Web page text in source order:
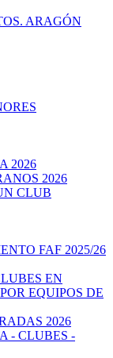
ARAGÓN
2026
2026
CLUB
FAF 2025/26
EN
EQUIPOS DE
2026
- CLUBES -